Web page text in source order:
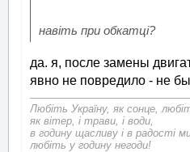
навіть при обкатці?
да. я, после замены
явно не повредило - не
Любіть Україну, як сонце,
як вітер, і трави, і води,
в годину щасливу і в радості
любіть у годину негоди!